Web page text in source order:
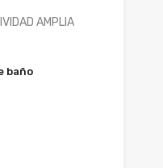
AMPLIA
baño